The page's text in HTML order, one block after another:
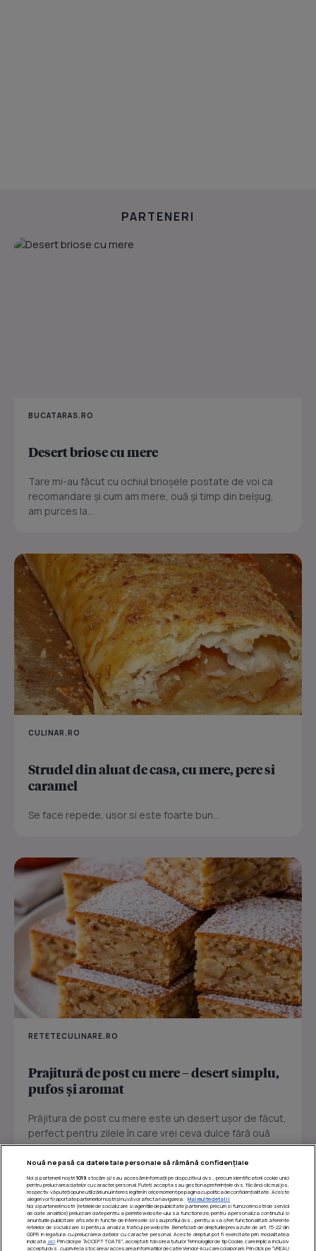
PARTENERI
BUCATARAS.RO
Desert briose cu mere
Tare mi-au făcut cu ochiul brioșele postate de voi ca
recomandare și cum am mere, ouă și timp din belșug,
am purces la...
CULINAR.RO
Strudel din aluat de casa, cu mere, pere si
caramel
Se face repede, usor si este foarte bun...
RETETECULINARE.RO
Prajitură de post cu mere – desert simplu,
pufos și aromat
Prăjitura de post cu mere este un desert ușor de făcut,
perfect pentru zilele în care vrei ceva dulce fără ouă
sau...
Nouă ne pasă ca datele tale personale să rămână confidențiale
Noi și partenerii noștri 1019stocăm și/sau accesăm informații pe dispozitivul dvs., precum identificatorii cookie unici
pentru prelucrarea datelor cu caracter personal. Puteți accepta sau gestiona preferințele dvs. făcând clic mai jos,
respectiv vă puteți opune utilizării unui interes legitim în orice moment pe pagina cu politica de confidențialitate. Aceste
alegeri vor fi raportate partenerilor noștri și nu vă vor afecta navigarea.
Mai multe detalii
Noi si partenerii nostri (retelele de socializare si agentiile de publicitate partenere, precum si furnizorii nostri de servicii
de date analitice) prelucram date pentru a permite website-ului sa functioneze, pentru a personaliza continutul si
anunturile publicitare afisate in functie de interesele si/sau profilul dvs., pentru a va oferi functionalitati aferente
retelelor de socializare si pentru a analiza traficul pe website. Beneficiati de drepturile prevazute de art. 15-22 din
GDPR in legatura cu prelucrarea datelor cu caracter personal. Aceste drepturi pot fi exercitate prin modalitatea
indicata aici. Prin click pe “ACCEPT TOATE”, acceptati folosirea tuturor Tehnologiilor de tip Cookie, care implica inclusiv
acceptul dvs. cu privire la stocarea/accesarea informatiilor de catre Vendor-ii cu care colaboram. Prin click pe “VREAU